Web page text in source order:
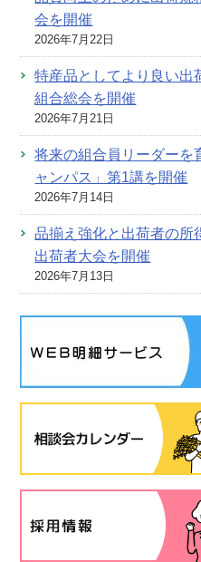
会を開催
2026年7月22日
特産品としてより良い
組合総会を開催
2026年7月21日
将来の組合員リーダー
ャンパス」第1講を開催
2026年7月14日
品揃え強化と出荷者の
出荷者大会を開催
2026年7月13日